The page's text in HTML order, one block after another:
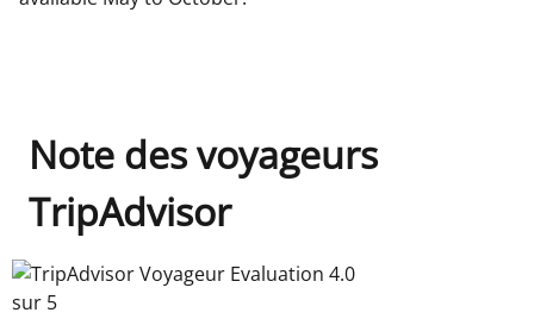
Note des voyageurs
TripAdvisor
TripAdvisor Voyageur Evaluation 4.0 sur 5